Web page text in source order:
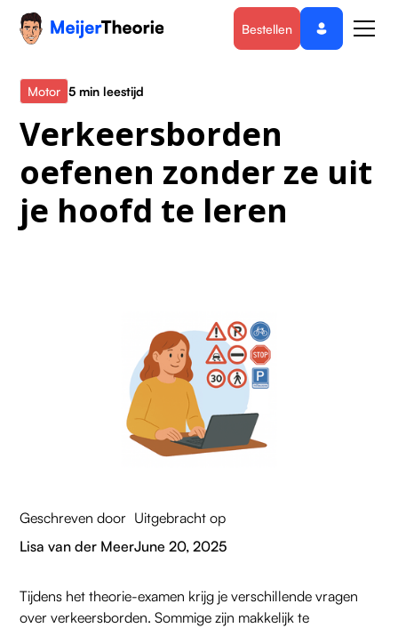
Bestellen
Alle blogs
Motor 5 min leestijd
Verkeersborden
oefenen zonder ze uit
je hoofd te leren
Geschreven door
Lisa van der Meer
Uitgebracht op
June 20, 2025
Tijdens het theorie-examen krijg je verschillende vragen
over verkeersborden. Sommige zijn makkelijk te